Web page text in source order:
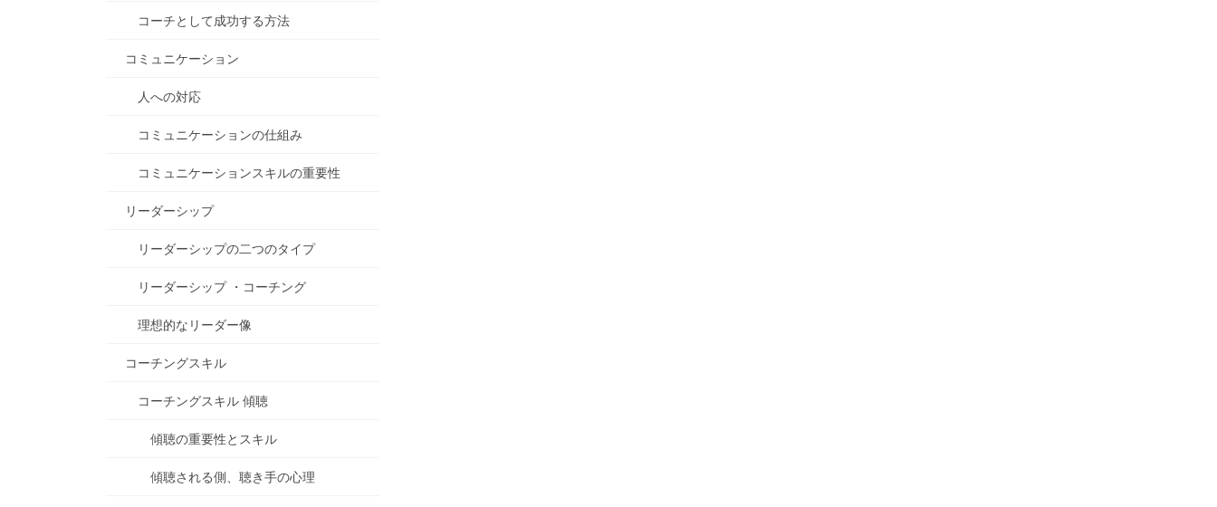
コーチとして成功する方法
コミュニケーション
人への対応
コミュニケーションの仕組み
コミュニケーションスキルの重要性
リーダーシップ
リーダーシップの二つのタイプ
リーダーシップ ・コーチング
理想的なリーダー像
コーチングスキル
コーチングスキル 傾聴
傾聴の重要性とスキル
傾聴される側、聴き手の心理